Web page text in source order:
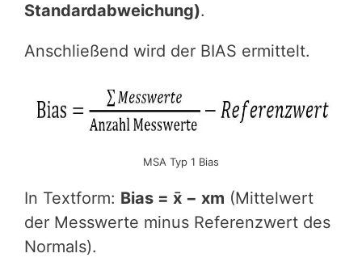
Standardabweichung).
Anschließend wird der BIAS ermittelt.
MSA Typ 1 Bias
In Textform: Bias = x̄ − xm (Mittelwert
der Messwerte minus Referenzwert des
Normals).